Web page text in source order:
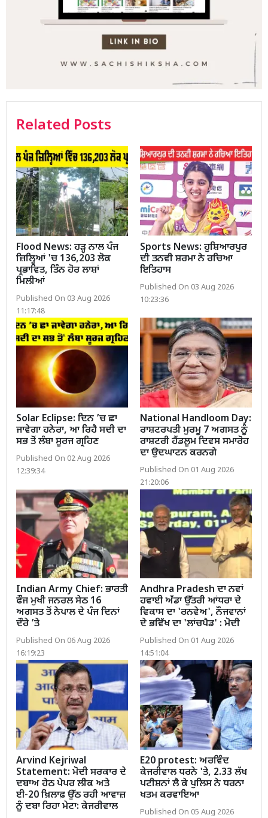
Related Posts
Flood News: ਹੜ੍ਹ ਨਾਲ ਪੰਜ
ਜ਼ਿਲ੍ਹਿਆਂ 'ਚ 136,203 ਲੋਕ
ਪ੍ਰਭਾਵਿਤ, ਤਿੰਨ ਹੋਰ ਲਾਸ਼ਾਂ
ਮਿਲੀਆਂ
Published On 03 Aug 2026
11:17:48
Sports News: ਹੁਸ਼ਿਆਰਪੁਰ
ਦੀ ਤਨਵੀ ਸ਼ਰਮਾ ਨੇ ਰਚਿਆ
ਇਤਿਹਾਸ
Published On 03 Aug 2026
10:23:36
Solar Eclipse: ਦਿਨ ’ਚ ਛਾ
ਜਾਵੇਗਾ ਹਨੇਰਾ, ਆ ਰਿਹੈ ਸਦੀ ਦਾ
ਸਭ ਤੋਂ ਲੰਬਾ ਸੂਰਜ ਗ੍ਰਹਿਣ
Published On 02 Aug 2026
12:39:34
National Handloom Day:
ਰਾਸ਼ਟਰਪਤੀ ਮੁਰਮੂ 7 ਅਗਸਤ ਨੂੰ
ਰਾਸ਼ਟਰੀ ਹੈਂਡਲੂਮ ਦਿਵਸ ਸਮਾਰੋਹ
ਦਾ ਉਦਘਾਟਨ ਕਰਨਗੇ
Published On 01 Aug 2026
21:20:06
Indian Army Chief: ਭਾਰਤੀ
ਫੌਜ ਮੁਖੀ ਜਨਰਲ ਸੇਠ 16
ਅਗਸਤ ਤੋਂ ਨੇਪਾਲ ਦੇ ਪੰਜ ਦਿਨਾਂ
ਦੌਰੇ ’ਤੇ
Published On 06 Aug 2026
16:19:23
Andhra Pradesh ਦਾ ਨਵਾਂ
ਹਵਾਈ ਅੱਡਾ ਉੱਤਰੀ ਆਂਧਰਾ ਦੇ
ਵਿਕਾਸ ਦਾ 'ਰਨਵੇਅ', ਨੌਜਵਾਨਾਂ
ਦੇ ਭਵਿੱਖ ਦਾ 'ਲਾਂਚਪੈਡ' : ਮੋਦੀ
Published On 01 Aug 2026
14:51:04
Arvind Kejriwal
Statement: ਮੋਦੀ ਸਰਕਾਰ ਦੇ
ਦਬਾਅ ਹੇਠ ਪੇਪਰ ਲੀਕ ਅਤੇ
ਈ-20 ਖ਼ਿਲਾਫ਼ ਉੱਠ ਰਹੀ ਆਵਾਜ਼
ਨੂੰ ਦਬਾ ਰਿਹਾ ਮੇਟਾ: ਕੇਜਰੀਵਾਲ
E20 protest: ਅਰਵਿੰਦ
ਕੇਜਰੀਵਾਲ ਧਰਨੇ 'ਤੇ, 2.33 ਲੱਖ
ਪਟੀਸ਼ਨਾਂ ਲੈ ਕੇ ਪੁਲਿਸ ਨੇ ਧਰਨਾ
ਖਤਮ ਕਰਵਾਇਆ
Published On 05 Aug 2026